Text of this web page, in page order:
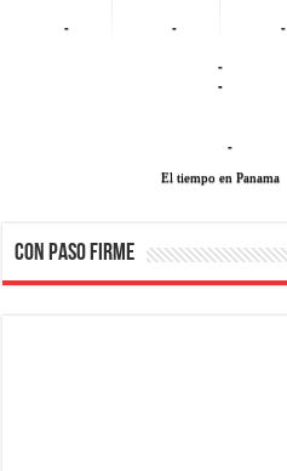
- - -
-
-
-
El tiempo en Panama
CON PASO FIRME